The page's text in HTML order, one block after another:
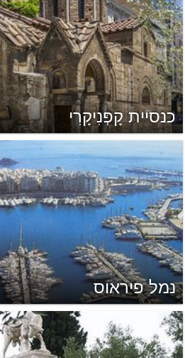
כנסיית קָפְּנִיקָרִי
נמל פיראוס